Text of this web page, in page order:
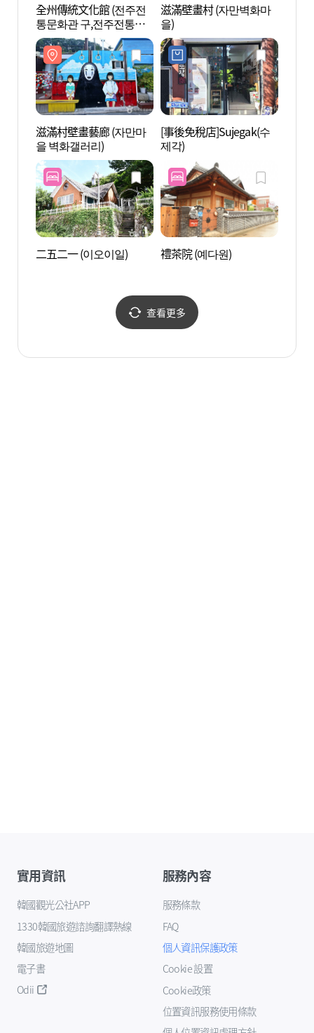
全州傳統文化館 (전주전
통문화관 구,전주전통문
화센터)
滋滿壁畫村 (자만벽화마
을)
滋滿村壁畫藝廊 (자만마
을 벽화갤러리)
[事後免稅店]Sujegak(수
제각)
二五二一 (이오이일) 禮茶院 (예다원)
查看更多
實用資訊
韓國觀光公社APP
1330韓國旅遊諮詢翻譯熱線
韓國旅遊地圖
電子書
Odii
服務內容
服務條款
FAQ
個人資訊保護政策
Cookie 設置
Cookie政策
位置資訊服務使用條款